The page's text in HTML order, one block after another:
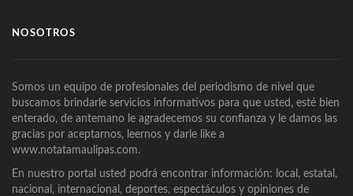
NOSOTROS
Somos un equipo de profesionales del periodismo de nivel que
buscamos brindarle servicios informativos para que usted, esté bien
enterado, de antemano le agradecemos su confianza y le damos las
gracias por aceptarnos, leernos y darle like a
www.notatamaulipas.com.
En nuestro portal usted podrá encontrar información: local, estatal,
nacional, internacional, deportes, espectáculos y opiniones de